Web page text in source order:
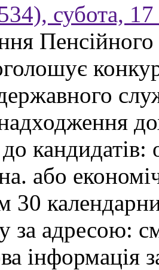
субота,
кандидатів:
або
30
за адресою:
інформація